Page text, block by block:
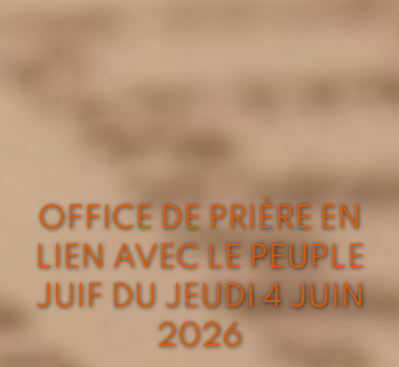
OFFICE DE PRIÈRE EN
LIEN AVEC LE PEUPLE
JUIF DU JEUDI 4 JUIN
2026